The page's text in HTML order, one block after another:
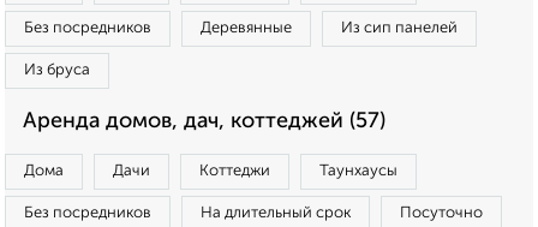
Без посредников Деревянные Из сип панелей
Из бруса
Аренда домов, дач, коттеджей (57)
Дома Дачи Коттеджи Таунхаусы
Без посредников На длительный срок Посуточно